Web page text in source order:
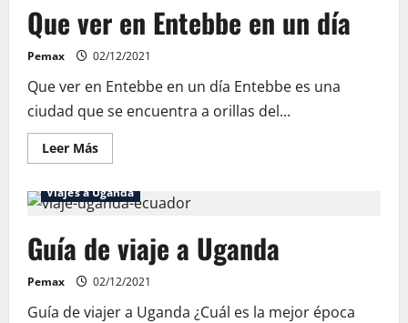
Nacional
Murchison
Falls
Que ver en Entebbe en un día
Pemax 02/12/2021
Que ver en Entebbe en un día Entebbe es una
ciudad que se encuentra a orillas del...
Leer MásLeer
más
Que
ver
Entebbe
en
un
día
Viajes a Uganda
Guía de viaje a Uganda
Pemax 02/12/2021
Guía de viajer a Uganda ¿Cuál es la mejor época